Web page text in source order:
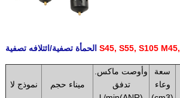
الحمأة تصفية/ائتلافه تصفيةS45, S55, S105
نموذج لا ميناء حجم
وأوصت ماكس.
تدفق
سعة
وعاء